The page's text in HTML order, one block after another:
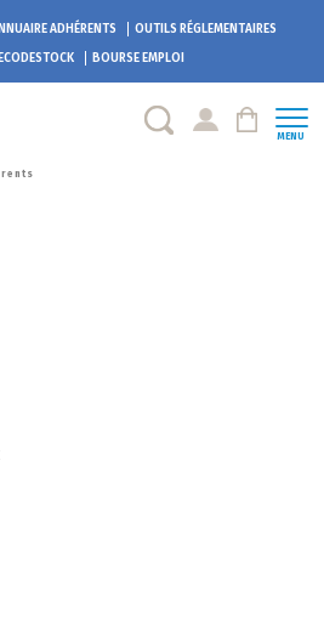
ADHÉRENTS
OUTILS RÉGLEMENTAIRES
BOURSE EMPLOI
MENU